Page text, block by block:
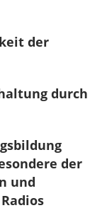
der
durch
der
und